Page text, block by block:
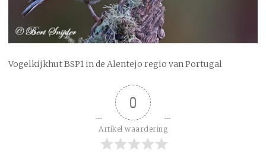
Vogelkijkhut BSP1 in de Alentejo regio van Portugal
0
Artikel waardering